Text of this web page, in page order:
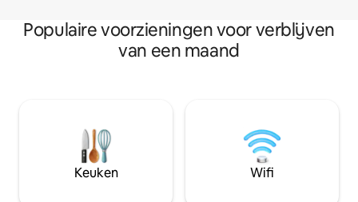
Populaire voorzieningen voor verblijven
van een maand
Keuken Wifi